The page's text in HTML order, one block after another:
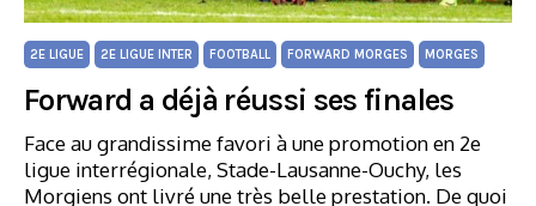
2E LIGUE 2E LIGUE INTER FOOTBALL FORWARD MORGES MORGES
Forward a déjà réussi ses finales
Face au grandissime favori à une promotion en 2e
ligue interrégionale, Stade-Lausanne-Ouchy, les
Morgiens ont livré une très belle prestation. De quoi